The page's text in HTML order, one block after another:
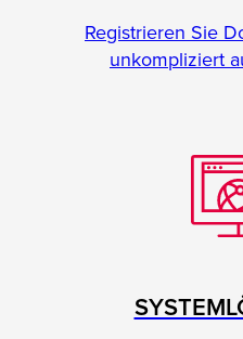
Registrieren Sie
unkompliziert